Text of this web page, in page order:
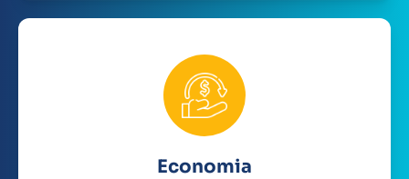
Economia